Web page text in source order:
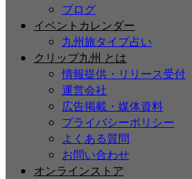
ブログ
イベントカレンダー
九州旅タイプ占い
クリップ九州 とは
情報提供・リリース受付
運営会社
広告掲載・媒体資料
プライバシーポリシー
よくある質問
お問い合わせ
オンラインストア